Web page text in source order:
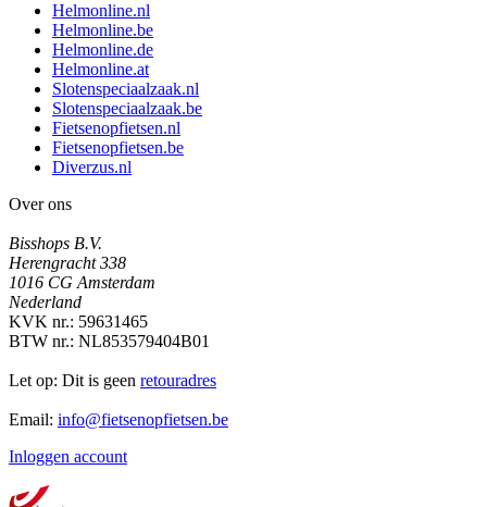
Helmonline.nl
Helmonline.be
Helmonline.de
Helmonline.at
Slotenspeciaalzaak.nl
Slotenspeciaalzaak.be
Fietsenopfietsen.nl
Fietsenopfietsen.be
Diverzus.nl
Over ons
Bisshops B.V.
Herengracht 338
1016 CG Amsterdam
Nederland
KVK nr.: 59631465
BTW nr.: NL853579404B01
Let op: Dit is geen retouradres
Email: info@fietsenopfietsen.be
Inloggen account